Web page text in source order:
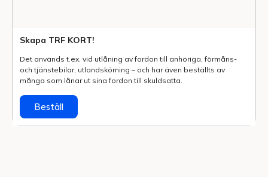
Skapa TRF KORT!
Det används t.ex. vid utlåning av fordon till anhöriga, förmåns-
och tjänstebilar, utlands­körning – och har även beställts av
många som lånar ut sina fordon till skuldsatta.
Beställ